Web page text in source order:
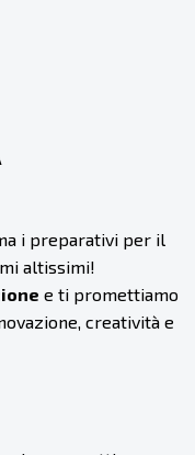
i preparativi per il
altissimi!
e ti promettiamo
creatività e